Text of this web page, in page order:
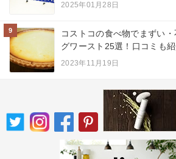
2025年01月28日
9
コストコの食べ物でまずい
グワースト25選！口コミも紹
2023年11月19日